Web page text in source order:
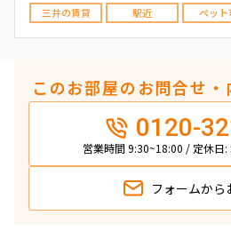
三井の賃貸 駅近 ペット
このお部屋のお問合せ
0120-
営業時間 9:30~18:00 / 定休日
フォームから